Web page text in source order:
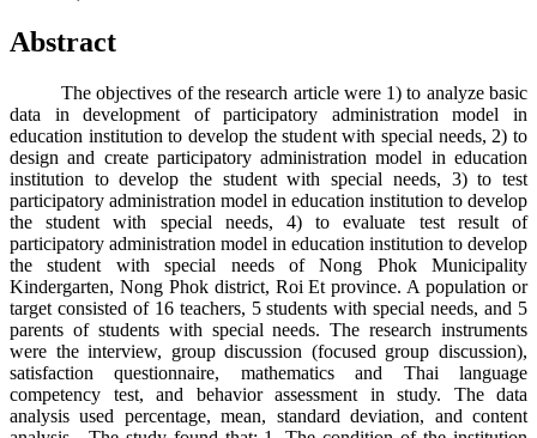
Abstract
The objectives of the research article were 1) to analyze basic
data in development of participatory administration model in
education institution to develop the student with special needs, 2) to
design and create participatory administration model in education
institution to develop the student with special needs, 3) to test
participatory administration model in education institution to develop
the student with special needs, 4) to evaluate test result of
participatory administration model in education institution to develop
the student with special needs of Nong Phok Municipality
Kindergarten, Nong Phok district, Roi Et province. A population or
target consisted of 16 teachers, 5 students with special needs, and 5
parents of students with special needs. The research instruments
were the interview, group discussion (focused group discussion),
satisfaction questionnaire, mathematics and Thai language
competency test, and behavior assessment in study. The data
analysis used percentage, mean, standard deviation, and content